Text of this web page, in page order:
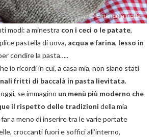
modi: a minestra con i ceci o le patate,
pastella di uova, acqua e farina, lesso in
condire la pasta…..
io ricordi in cui, a casa mia, non siano stati
fritti di baccalà in pasta lievitata.
se immagino un menù più moderno che
il rispetto delle tradizioni della mia
a meno di inserire tra le varie portate
croccanti fuori e soffici all’interno,